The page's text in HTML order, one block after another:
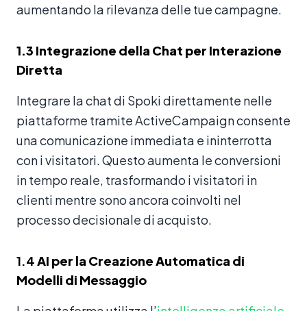
aumentando la rilevanza delle tue campagne.
1.3 Integrazione della Chat per Interazione
Diretta
Integrare la chat di Spoki direttamente nelle
piattaforme tramite ActiveCampaign consente
una comunicazione immediata e ininterrotta
con i visitatori. Questo aumenta le conversioni
in tempo reale, trasformando i visitatori in
clienti mentre sono ancora coinvolti nel
processo decisionale di acquisto.
1.4AI per la Creazione Automatica di
Modelli di Messaggio